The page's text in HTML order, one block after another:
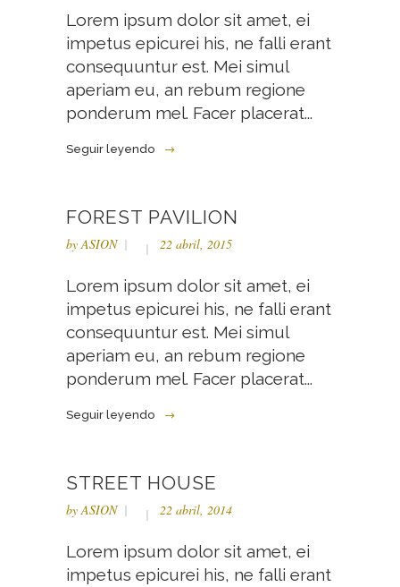
Lorem ipsum dolor sit amet, ei
impetus epicurei his, ne falli erant
consequuntur est. Mei simul
aperiam eu, an rebum regione
ponderum mel. Facer placerat...
Seguir leyendo
FOREST PAVILION
byASION 22 abril, 2015
Lorem ipsum dolor sit amet, ei
impetus epicurei his, ne falli erant
consequuntur est. Mei simul
aperiam eu, an rebum regione
ponderum mel. Facer placerat...
Seguir leyendo
STREET HOUSE
byASION 22 abril, 2014
Lorem ipsum dolor sit amet, ei
impetus epicurei his, ne falli erant